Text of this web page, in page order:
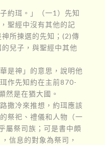
約珥。」（一1）先知
聖經中沒有其他的記
所揀選的先知；(2)傳
兒子，與聖經中其他
是神」的意思，說明他
作先知約在主前870-
然是在猶大國。
撒冷來推想，約珥應該
祭祀、禮儀和人物（一
屬祭司族；可是書中頗
信息的對象為祭司，